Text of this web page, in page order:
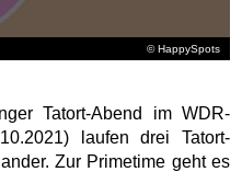
© HappySpots
Tatort-Abend im WDR-
laufen drei Tatort-
Zur Primetime geht es